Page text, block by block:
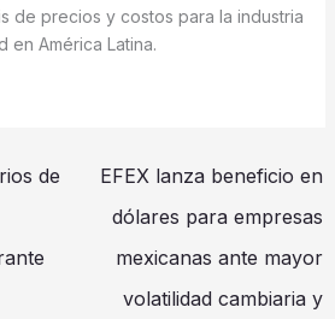
de precios y costos para la industria
en América Latina.
de
EFEX lanza beneficio en
dólares para empresas
mexicanas ante mayor
volatilidad cambiaria y